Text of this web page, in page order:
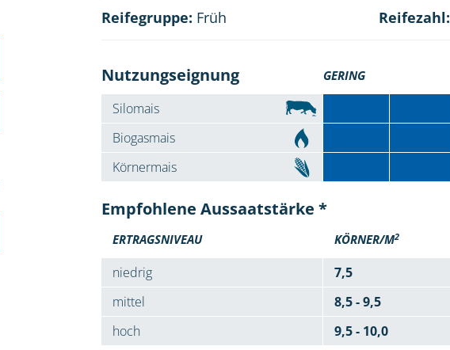
Reifegruppe: Früh Reifezahl:
Nutzungseignung GERING
Silomais
Biogasmais
Körnermais
Empfohlene Aussaatstärke *
ERTRAGSNIVEAU KÖRNER/M2
niedrig
7,5
mittel
8,5 - 9,5
hoch
9,5 - 10,0